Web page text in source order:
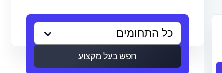
חפש בעל מקצוע